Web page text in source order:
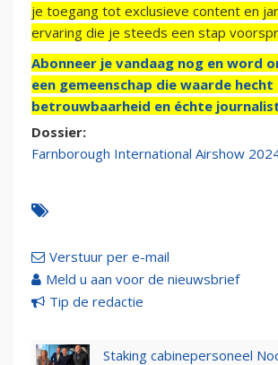
je toegang tot exclusieve content en
ervaring die je steeds een stap
Abonneer je vandaag nog en word
een gemeenschap die waarde
betrouwbaarheid en échte
Dossier:
Farnborough International Airshow
Verstuur per e-mail
Meld u aan voor de nieuwsbrief
Tip de redactie
Staking cabinepersoneel